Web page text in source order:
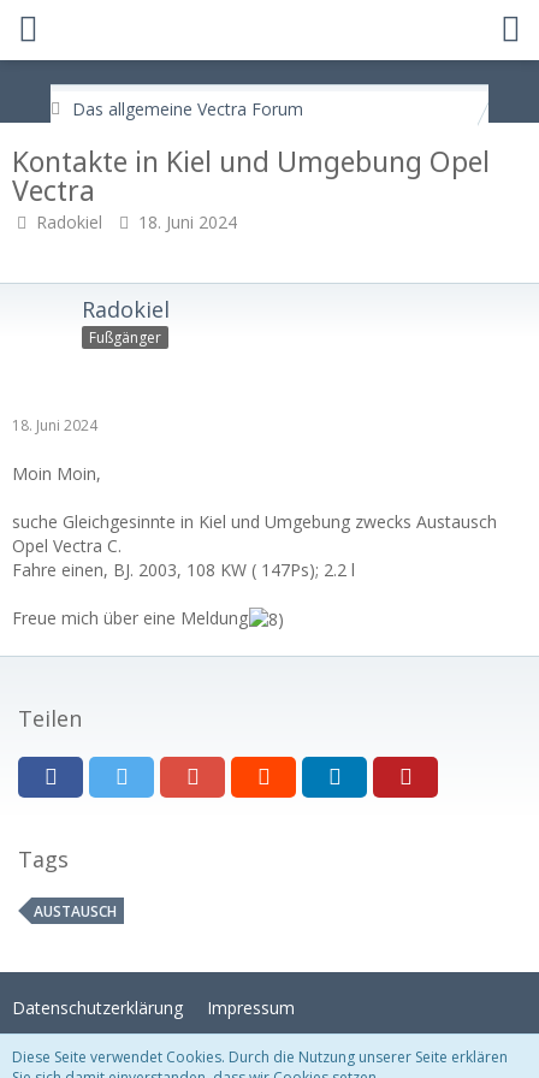
Das allgemeine Vectra Forum
Kontakte in Kiel und Umgebung Opel
Vectra
Radokiel 18. Juni 2024
Radokiel
Fußgänger
18. Juni 2024
Moin Moin,
suche Gleichgesinnte in Kiel und Umgebung zwecks Austausch
Opel Vectra C.
Fahre einen, BJ. 2003, 108 KW ( 147Ps); 2.2 l
Freue mich über eine Meldung
Teilen
Tags
AUSTAUSCH
Datenschutzerklärung Impressum
Diese Seite verwendet Cookies. Durch die Nutzung unserer Seite erklären